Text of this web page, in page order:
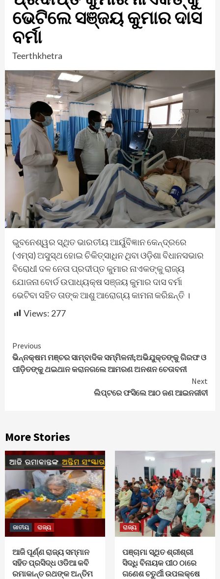
ଭେଟିଲେ ସଞ୍ଜୟ କୁମାର ଦାସ
ବର୍ମା
Teerthkhetra
ଭୁବନେଶ୍ୱର ସ୍ଥିତ ଭାରତୀୟ ଆର୍ୟୁବିଜ୍ଞାନ କେନ୍ଦ୍ରରେ
(ଏମ୍ସ) ଅସୁସ୍ଥ ହୋଇ ଚିକିତ୍ସାଧିନ ଥିବା ଓଡ଼ିଶା ବିଧାନସଭାର
ବିରୋଧୀ ଦଳ ନେତା ପ୍ରଦୀପ୍ତ କୁମାର ନାଏକଙ୍କୁ ରାଜ୍ୟ
ଯୋଜନା ବୋର୍ଡ ଉପାଧ୍ୟକ୍ଷ ସଞ୍ଜୟ କୁମାର ଦାସ ବର୍ମା
ଭେଟିବା ସହିତ ତାଙ୍କ ଆଶୁ ଆରୋଗ୍ୟ କାମନା କରିଛନ୍ତି ।
Views: 277
Continue
Reading
Previous
ଭିନ୍ନକ୍ଷମ ମଞ୍ଚର ସାମ୍ବାଦିକ ସମ୍ମିଳନୀ;ଅଭିଯୁକ୍ତଙ୍କୁ ଗିରଫ ଓ
ପୀଡ଼ିତଙ୍କୁ ଥଇଥାନ କରାନଗଲେ ଆମରଣ ଅନଶନ ଚେତାବନୀ
Next
ଲିପ୍ଟରେ ଫସିଲେ ଆଠ ଜଣ ଆଇନଜୀବୀ
More Stories
ଜାତୀୟ ରାଜ୍ୟ
ଆଜି ପୂର୍ଣ୍ଣ ରାଜ୍ୟ ସମ୍ମାନ
ସହିତ ପ୍ରସିଦ୍ଧ ଓଡିଆ କବି
ରମାକାନ୍ତ ରଥଙ୍କ ଅନ୍ତିମ
ରାଜ୍ୟ
ପଞ୍ଚାମା ସ୍ଥିତ ଶ୍ରୀଶ୍ରୀ
ସିଦ୍ଧି ବିନାୟକ ପୀଠ ଠାରେ
ଗଣେଶ ଚତୁର୍ଥୀ ଉପଲକ୍ଷେ